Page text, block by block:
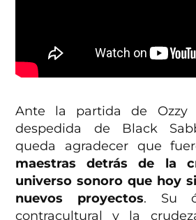
Ante la partida de Ozzy
despedida de Black
queda agradecer que
maestras detrás de la
universo sonoro que hoy
nuevos proyectos. Su
contracultural y la